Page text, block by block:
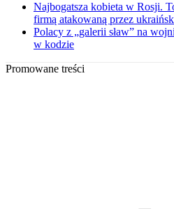
Najbogatsza kobieta w Rosji.
firmą atakowaną przez
Polacy z „galerii sław” na
w kodzie
Promowane treści